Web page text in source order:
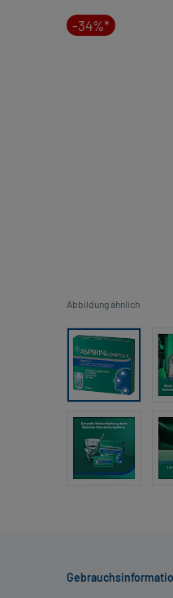
-34%*
Abbildung ähnlich